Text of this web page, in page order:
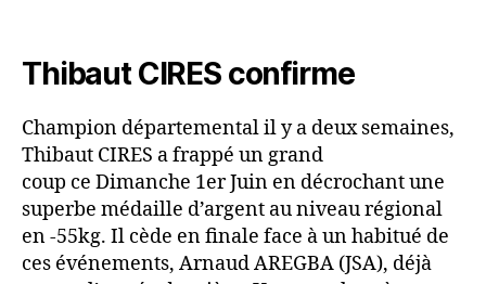
Thibaut CIRES confirme
Champion départemental il y a deux semaines,
Thibaut CIRES a frappé un grand
coup ce Dimanche 1er Juin en décrochant une
superbe médaille d’argent au niveau régional
en -55kg. Il cède en finale face à un habitué de
ces événements, Arnaud AREGBA (JSA), déjà